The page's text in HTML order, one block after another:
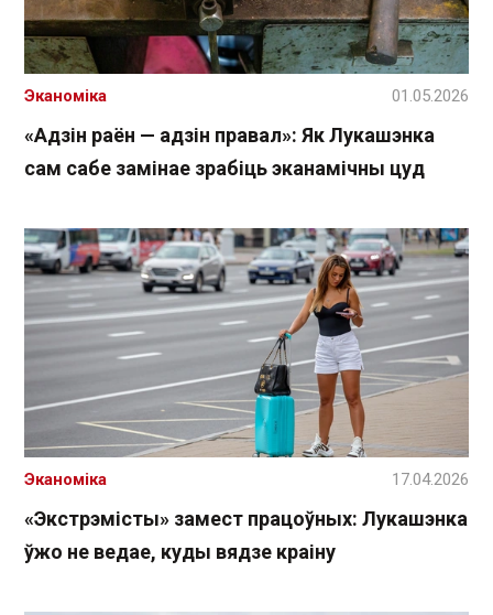
«Адзін раён — адзін правал»: Як Лукашэнка
сам сабе замінае зрабіць эканамічны цуд
Эканоміка 01.05.2026
«Экстрэмісты» замест працоўных: Лукашэнка
ўжо не ведае, куды вядзе краіну
Эканоміка 17.04.2026